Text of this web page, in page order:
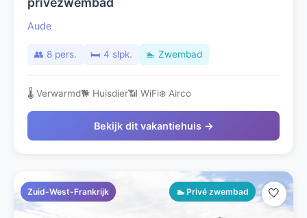
Aude
👥 8 pers. 🛏️ 4 slpk. 🏊 Zwembad
🌡️ Verwarmd🐕 Huisdier📶 WiFi❄️ Airco
Bekijk dit vakantiehuis →
Zuid-West-Frankrijk 🏊 Privé zwembad 🤍